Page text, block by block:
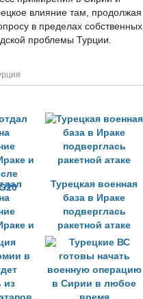
влияние там, продолжая
в пределах собственных
проблемы Турции.
и
Турецкая военная
база в Ираке
подверглась
ракетной атаке